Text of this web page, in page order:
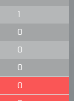
1
0
0
0
0